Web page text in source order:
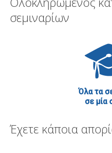
σεμιναρίων
Όλα τα
σε μία
Έχετε κάποια